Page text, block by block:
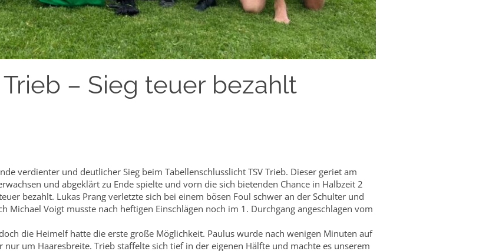
– Sieg teuer bezahlt
verdienter und deutlicher Sieg beim Tabellenschlusslicht TSV Trieb. Dieser geriet am
und abgeklärt zu Ende spielte und vorn die sich bietenden Chance in Halbzeit 2
bezahlt. Lukas Prang verletzte sich bei einem bösen Foul schwer an der Schulter und
Michael Voigt musste nach heftigen Einschlägen noch im 1. Durchgang angeschlagen vom
die Heimelf hatte die erste große Möglichkeit. Paulus wurde nach wenigen Minuten auf
nur um Haaresbreite. Trieb staffelte sich tief in der eigenen Hälfte und machte es unserem